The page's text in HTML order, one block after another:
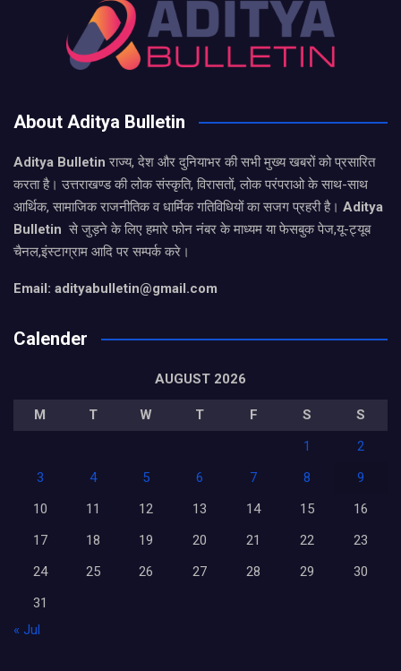
About Aditya Bulletin
Aditya Bulletinराज्य, देश और दुनियाभर की सभी मुख्य खबरों को प्रसारित
करता है। उत्तराखण्ड की लोक संस्कृति, विरासतों, लोक परंपराओ के साथ-साथ
आर्थिक, सामाजिक राजनीतिक व धार्मिक गतिविधियों का सजग प्रहरी है। Aditya
Bulletin से जुड़ने के लिए हमारे फोन नंबर के माध्यम या फेसबुक पेज,यू-ट्यूब
चैनल,इंस्टाग्राम आदि पर सम्पर्क करे।
Email: adityabulletin@gmail.com
Calender
AUGUST 2026
M T W T F S
S
1
2
3
4 5 6 7 8
9
10
11 12 13 14 15
16
17
18 19 20 21 22
23
24
25 26 27 28 29
30
31
« Jul